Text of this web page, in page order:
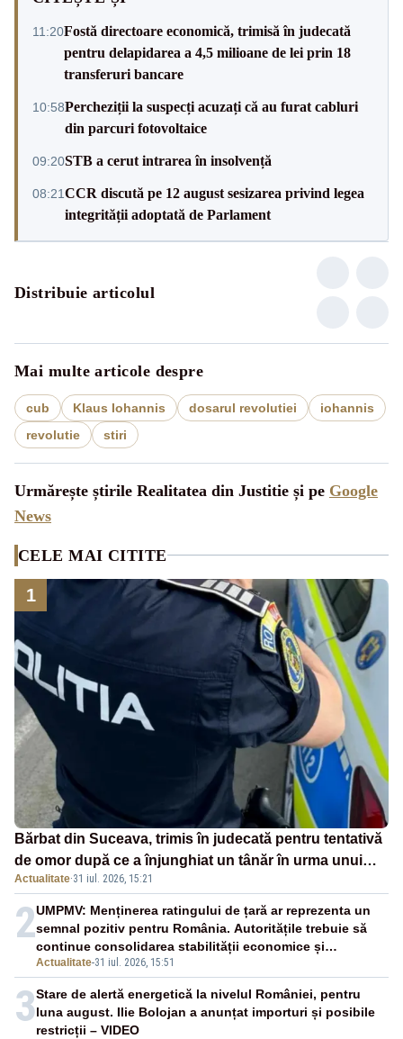
11:20Fostă directoare economică, trimisă în judecată
pentru delapidarea a 4,5 milioane de lei prin 18
transferuri bancare
10:58Percheziții la suspecți acuzați că au furat cabluri
din parcuri fotovoltaice
09:20STB a cerut intrarea în insolvență
08:21CCR discută pe 12 august sesizarea privind legea
integrității adoptată de Parlament
Distribuie articolul
Mai multe articole despre
cub Klaus Iohannis dosarul revolutiei
iohannis
revolutie
stiri
Urmărește știrile Realitatea din Justitie și pe Google
News
CELE MAI CITITE
1
Bărbat din Suceava, trimis în judecată pentru tentativă
de omor după ce a înjunghiat un tânăr în urma unui
conflict izbucnit
Actualitate·31 iul. 2026, 15:21
2
Actualitate-31 iul. 2026, 15:51
UMPMV: Menținerea ratingului de țară ar reprezenta un
semnal pozitiv pentru România. Autoritățile trebuie să
continue consolidarea stabilității economice și
financiare
3Stare de alertă energetică la nivelul României, pentru
luna august. Ilie Bolojan a anunțat importuri și posibile
restricții – VIDEO